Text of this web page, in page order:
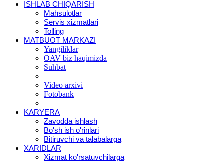
ISHLAB CHIQARISH
Mahsulotlar
Servis xizmatlari
Tolling
MATBUOT MARKAZI
Yangiliklar
OAV biz haqimizda
Suhbat
Video arxivi
Fotobank
KARYERA
Zavodda ishlash
Bo'sh ish o'rinlari
Bitiruvchi va talabalarga
XARIDLAR
Xizmat ko'rsatuvchilarga